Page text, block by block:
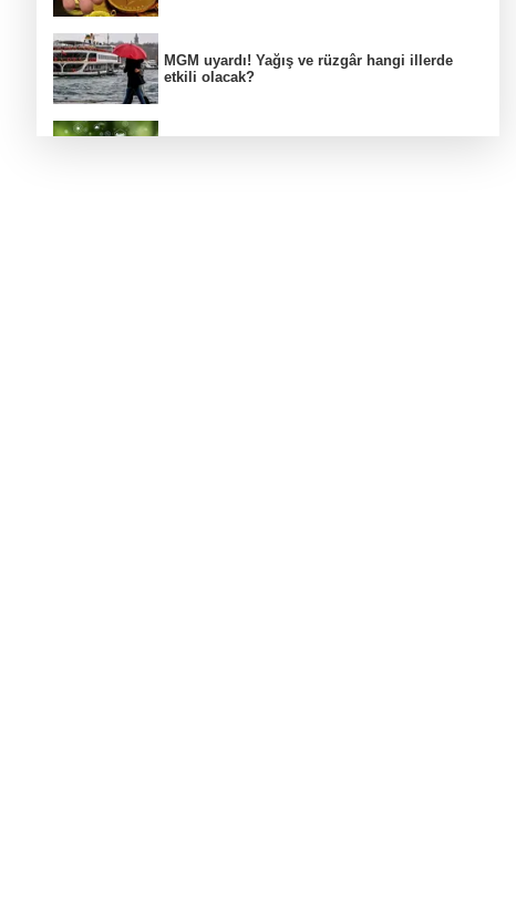
MGM uyardı! Yağış ve rüzgâr hangi illerde
etkili olacak?